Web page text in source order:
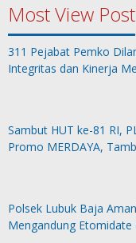
Most View Post
311 Pejabat Pemko
Integritas dan Kinerja
Sambut HUT ke-81 RI,
Promo MERDAYA,
Polsek Lubuk Baja
Mengandung